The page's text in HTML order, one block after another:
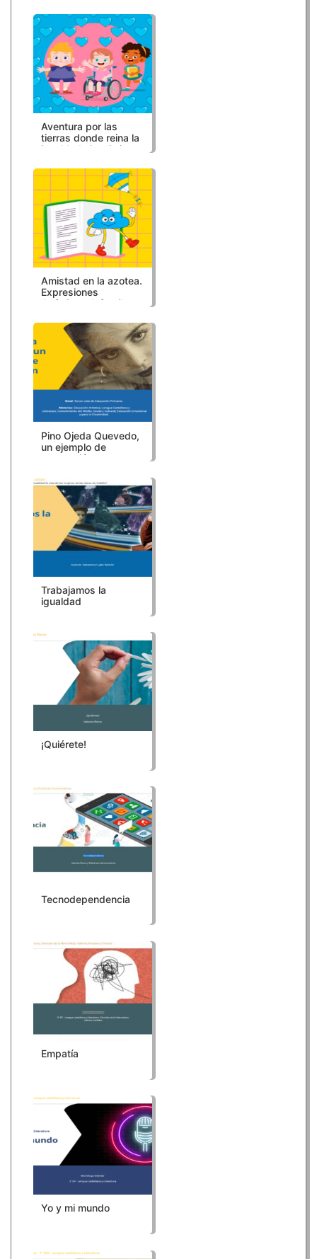
LOMLOE
Aventura por las
tierras donde reina la
igualdad. Crecimiento
Recursos educativos
Amistad en la azotea.
Expresiones
Artísticas. Infantil.
LOMLOE
Pino Ojeda Quevedo,
un ejemplo de
superación
Trabajamos la
igualdad
¡Quiérete!
Tecnodependencia
Empatía
Yo y mi mundo